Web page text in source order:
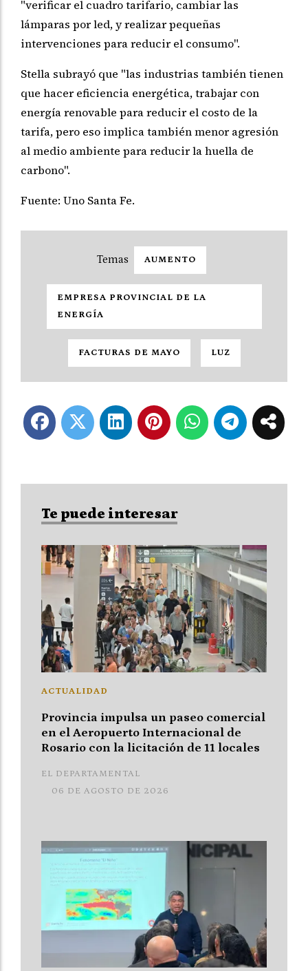
"verificar el cuadro tarifario, cambiar las
lámparas por led, y realizar pequeñas
intervenciones para reducir el consumo".
Stella subrayó que "las industrias también tienen
que hacer eficiencia energética, trabajar con
energía renovable para reducir el costo de la
tarifa, pero eso implica también menor agresión
al medio ambiente para reducir la huella de
carbono".
Fuente: Uno Santa Fe.
AUMENTO
EMPRESA PROVINCIAL DE LA
ENERGÍA
FACTURAS DE MAYO LUZ
Te puede interesar
Provincia impulsa un paseo comercial
en el Aeropuerto Internacional de
Rosario con la licitación de 11 locales
EL DEPARTAMENTAL
ACTUALIDAD
06 DE AGOSTO DE 2026